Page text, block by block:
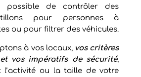
possible de contrôler des
pour personnes à
ou pour filtrer des véhicules.
à vos locaux, vos critères
vos impératifs de sécurité,
l’activité ou la taille de votre